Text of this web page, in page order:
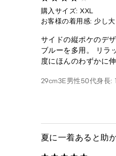
購入サイズ: XXL
お客様の着用感: 少し
サイドの縦ポケのデ
ブルーを多用。 リラ
度にほんのわずかに
29cm3E男性50代身長:
夏に一着あると助